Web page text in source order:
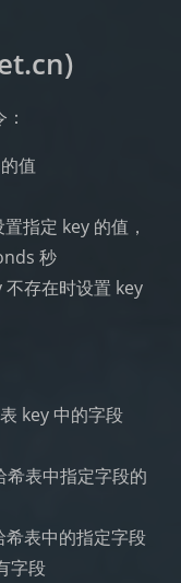
值
指定 key 的值，
秒
不存在时设置 key
key 中的字段
希表中指定字段的
表中的指定字段
字段